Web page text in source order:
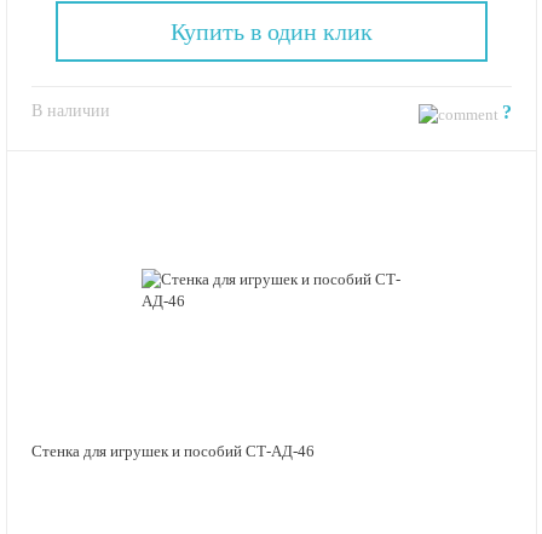
В наличии ?
Купить в один клик
Стенка для игрушек и пособий СТ-АД-46